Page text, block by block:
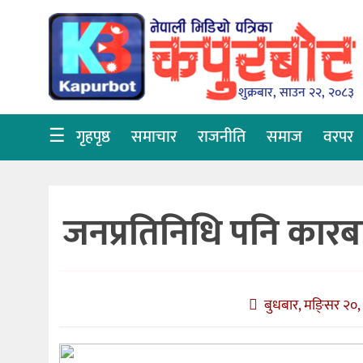
समाचार
राजनीति
समाज
शुक्रबार, साउन २२, २०८३
☰ गृहपृष्ठ समाचार राजनीति समाज वरपर
जनप्रतिनिधि पनि
बुधबार, मङि्सर